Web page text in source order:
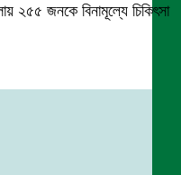
২৫৫ জনকে বিনামূল্যে চিকিৎসা